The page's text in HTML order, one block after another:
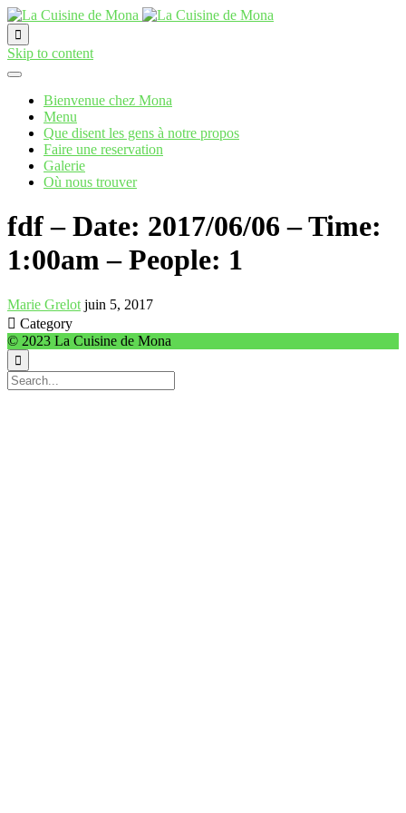

Skip to content
Bienvenue chez Mona
Menu
Que disent les gens à notre propos
Faire une reservation
Galerie
Où nous trouver
fdf – Date: 2017/06/06 – Time:
1:00am – People: 1
Marie Grelot juin 5, 2017
 Category
© 2023 La Cuisine de Mona
